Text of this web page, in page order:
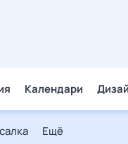
Календари
Ещё